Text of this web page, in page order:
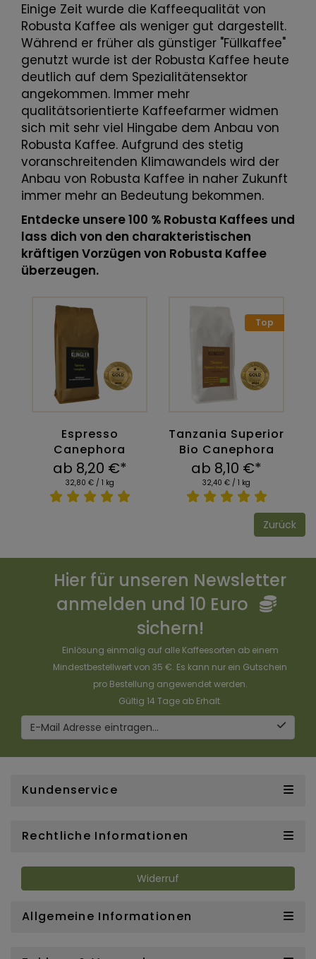
Einige Zeit wurde die Kaffeequalität von
Robusta Kaffee als weniger gut dargestellt.
Während er früher als günstiger "Füllkaffee"
genutzt wurde ist der Robusta Kaffee heute
deutlich auf dem Spezialitätensektor
angekommen. Immer mehr
qualitätsorientierte Kaffeefarmer widmen
sich mit sehr viel Hingabe dem Anbau von
Robusta Kaffee. Aufgrund des stetig
voranschreitenden Klimawandels wird der
Anbau von Robusta Kaffee in naher Zukunft
immer mehr an Bedeutung bekommen.
Entdecke unsere 100 % Robusta Kaffees und
lass dich von den charakteristischen
kräftigen Vorzügen von Robusta Kaffee
überzeugen.
Espresso
Canephora
ab 8,20 €*
32,80 € / 1 kg
Top
Tanzania Superior
Bio Canephora
ab 8,10 €*
32,40 € / 1 kg
Zurück
Hier für unseren Newsletter
anmelden und 10 Euro
sichern!
Einlösung einmalig auf alle Kaffeesorten ab einem
Mindestbestellwert von 35 €. Es kann nur ein Gutschein
pro Bestellung angewendet werden.
Gültig 14 Tage ab Erhalt.
E-Mail Adresse eintragen...
Kundenservice
Rechtliche Informationen
Widerruf
Allgemeine Informationen